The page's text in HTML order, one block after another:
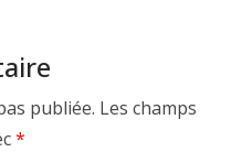
publiée. Les champs
*